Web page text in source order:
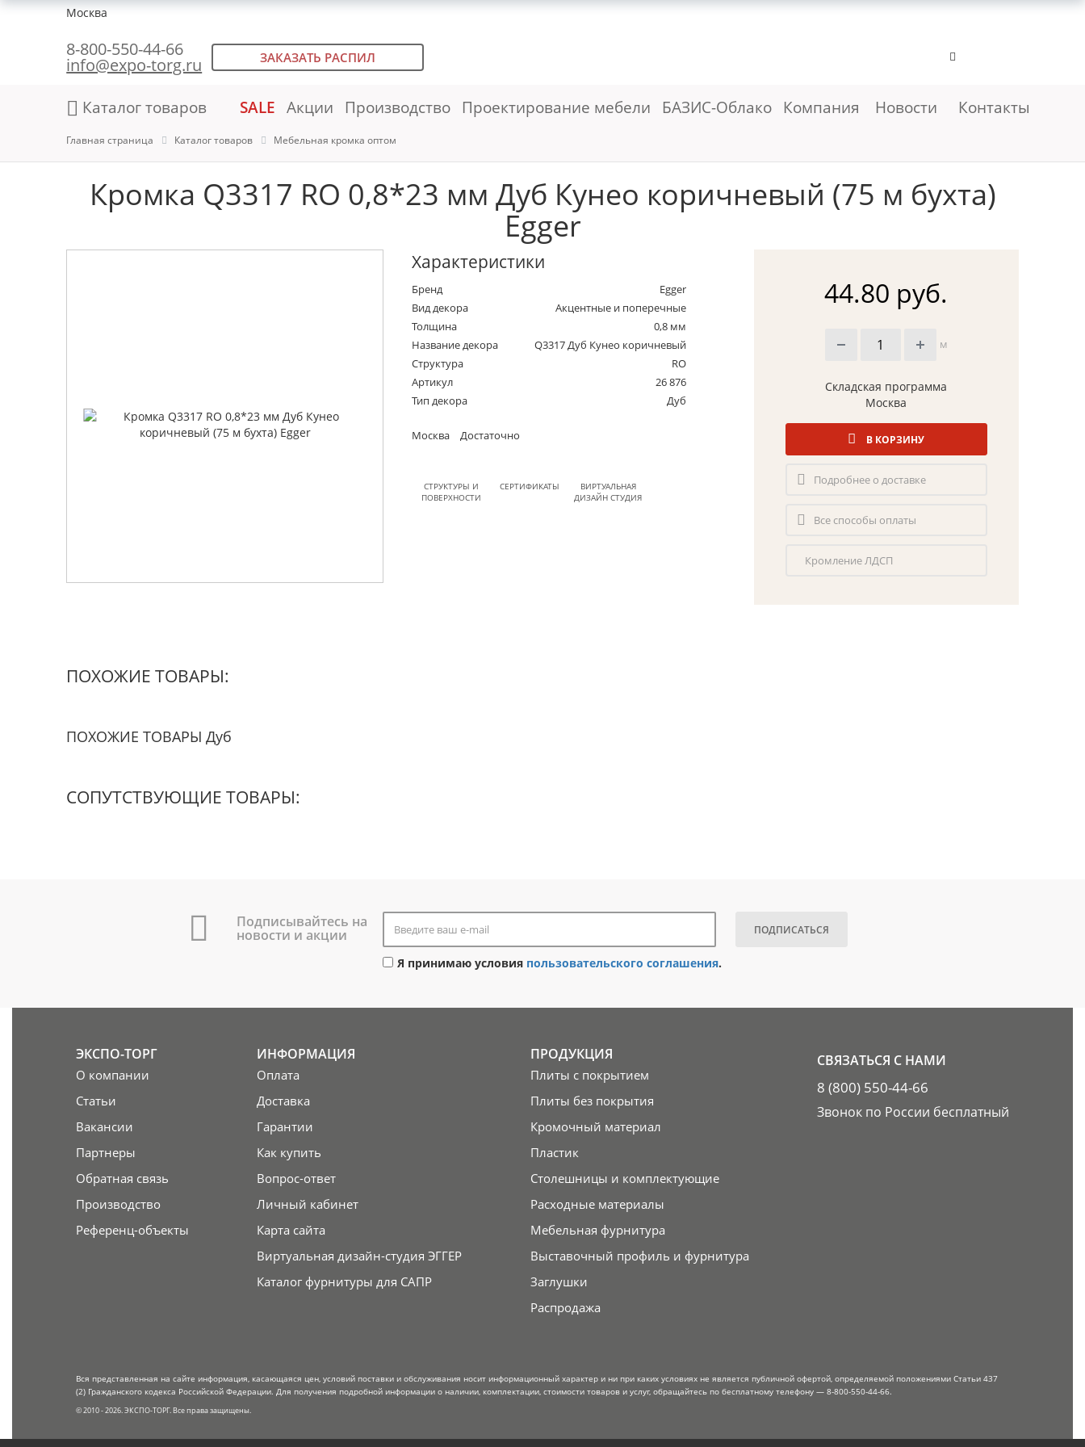
Москва
8-800-550-44-66
info@expo-torg.ru ЗАКАЗАТЬ РАСПИЛ
Каталог товаров SALE Акции Производство Проектирование мебели БАЗИС-Облако Компания Новости Контакты
Главная страница Каталог товаров Мебельная кромка оптом
Кромка Q3317 RO 0,8*23 мм Дуб Кунео коричневый (75 м бухта)
Egger
Характеристики
Бренд
Egger
Вид декора
Акцентные и поперечные
Толщина
0,8 мм
Название декора
Q3317 Дуб Кунео коричневый
Структура
RO
Артикул
26 876
Тип декора
Дуб
Москва Достаточно
СТРУКТУРЫ И
ПОВЕРХНОСТИ
СЕРТИФИКАТЫ
ВИРТУАЛЬНАЯ
ДИЗАЙН СТУДИЯ
44.80 руб.
м
Складская программа
Москва
В КОРЗИНУ
Подробнее о доставке
Все способы оплаты
Кромление ЛДСП
ПОХОЖИЕ ТОВАРЫ:
ПОХОЖИЕ ТОВАРЫ Дуб
СОПУТСТВУЮЩИЕ ТОВАРЫ:
Подписывайтесь на
новости и акции ПОДПИСАТЬСЯ
Я принимаю условия пользовательского соглашения.
ЭКСПО-ТОРГ
О компании
Статьи
Вакансии
Партнеры
Обратная связь
Производство
Референц-объекты
ИНФОРМАЦИЯ
Оплата
Доставка
Гарантии
Как купить
Вопрос-ответ
Личный кабинет
Карта сайта
Виртуальная дизайн-студия ЭГГЕР
Каталог фурнитуры для САПР
ПРОДУКЦИЯ
Плиты с покрытием
Плиты без покрытия
Кромочный материал
Пластик
Столешницы и комплектующие
Расходные материалы
Мебельная фурнитура
Выставочный профиль и фурнитура
Заглушки
Распродажа
СВЯЗАТЬСЯ С НАМИ
8 (800) 550-44-66
Звонок по России бесплатный
Вся представленная на сайте информация, касающаяся цен, условий поставки и обслуживания носит информационный характер и ни при каких условиях не является публичной офертой, определяемой положениями Статьи 437
(2) Гражданского кодекса Российской Федерации. Для получения подробной информации о наличии, комплектации, стоимости товаров и услуг, обращайтесь по бесплатному телефону — 8-800-550-44-66.
© 2010 - 2026. ЭКСПО-ТОРГ. Все права защищены.